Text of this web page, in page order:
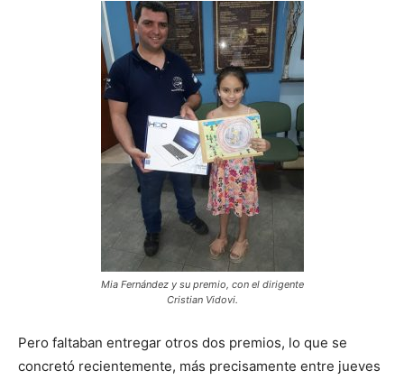
Mia Fernández y su premio, con el dirigente
Cristian Vidovi.
Pero faltaban entregar otros dos premios, lo que se
concretó recientemente, más precisamente entre jueves